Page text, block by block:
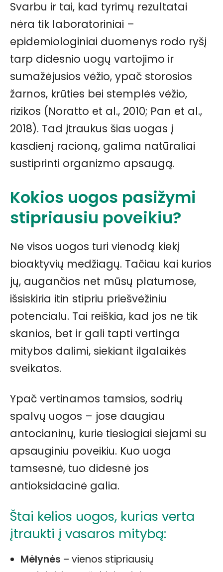
Svarbu ir tai, kad tyrimų rezultatai
nėra tik laboratoriniai –
epidemiologiniai duomenys rodo ryšį
tarp didesnio uogų vartojimo ir
sumažėjusios vėžio, ypač storosios
žarnos, krūties bei stemplės vėžio,
rizikos (Noratto et al., 2010; Pan et al.,
2018). Tad įtraukus šias uogas į
kasdienį racioną, galima natūraliai
sustiprinti organizmo apsaugą.
Kokios uogos pasižymi
stipriausiu poveikiu?
Ne visos uogos turi vienodą kiekį
bioaktyvių medžiagų. Tačiau kai kurios
jų, augančios net mūsų platumose,
išsiskiria itin stipriu priešvėžiniu
potencialu. Tai reiškia, kad jos ne tik
skanios, bet ir gali tapti vertinga
mitybos dalimi, siekiant ilgalaikės
sveikatos.
Ypač vertinamos tamsios, sodrių
spalvų uogos – jose daugiau
antocianinų, kurie tiesiogiai siejami su
apsauginiu poveikiu. Kuo uoga
tamsesnė, tuo didesnė jos
antioksidacinė galia.
Štai kelios uogos, kurias verta
įtraukti į vasaros mitybą:
Mėlynės – vienos stipriausių